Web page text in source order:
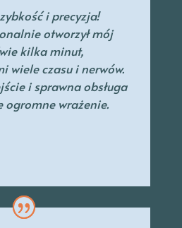
i precyzja!
otworzył mój
kilka minut,
wiele czasu i nerwów.
i sprawna obsługa
ogromne wrażenie.